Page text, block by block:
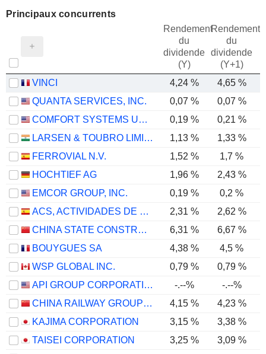
Principaux concurrents
Rendement
du
dividende
(Y)
Rendement
du
dividende
(Y+1)
VINCI 4,24 % 4,65 %
QUANTA SERVICES, INC.
0,07 % 0,07 %
COMFORT SYSTEMS USA, INC.
0,19 % 0,21 %
LARSEN & TOUBRO LIMITED
1,13 % 1,33 %
FERROVIAL N.V.
1,52 % 1,7 %
HOCHTIEF AG
1,96 % 2,43 %
EMCOR GROUP, INC.
0,19 % 0,2 %
ACS, ACTIVIDADES DE CONSTRUCCIÓN Y SERVICIOS, S.A.
2,31 %
2,62 %
CHINA STATE CONSTRUCTION ENGINEERING CORPORATION LIMITED
6,31 %
6,67 %
BOUYGUES SA
4,38 % 4,5 %
WSP GLOBAL INC.
0,79 %
0,79 %
API GROUP CORPORATION
-.--% -.--%
CHINA RAILWAY GROUP LIMITED
4,15 %
4,23 %
KAJIMA CORPORATION
3,15 % 3,38 %
TAISEI CORPORATION
3,25 %
3,09 %